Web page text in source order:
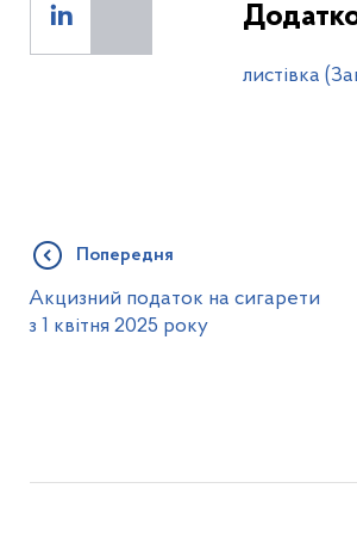
листівка
Попередня
Акцизний податок на сигарети
з 1 квітня 2025 року